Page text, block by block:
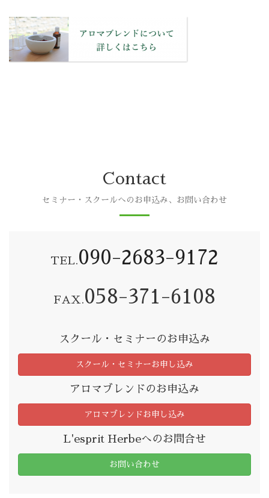
Contact
セミナー・スクールへのお申込み、お問い合わせ
TEL.090-2683-9172
FAX.058-371-6108
スクール・セミナーのお申込み
スクール・セミナーお申し込み
アロマブレンドのお申込み
アロマブレンドお申し込み
L'esprit Herbeへのお問合せ
お問い合わせ